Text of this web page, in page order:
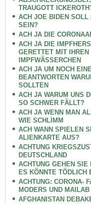
TRAUGOTT
ACH JOE BIDEN SOLL
SEIN?
ACH JA DIE
ACH JA DIE
GERETTET MIT
IMPFWÄSSERCHEN
ACH JA UM NOCH
BEANTWORTEN
SOLLTEN
ACH JA WARUM UNS
SO SCHWER FÄLLT?
ACH JA WENN MAN
WIE SCHLIMM
ACH WANN SPIELEN
ALIENKARTE AUS?
ACHTUNG
DEUTSCHLAND
ACHTUNG GEHEN SIE
ES KÖNNTE TÖDLICH
ACHTUNG: CORONA-
MODERS UND MAILAB
AFGHANISTAN